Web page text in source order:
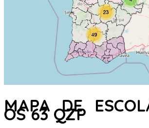
MAPA DE
OS 63 QZP